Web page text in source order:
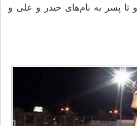
دو تا پسر به نام‌های حیدر و علی و